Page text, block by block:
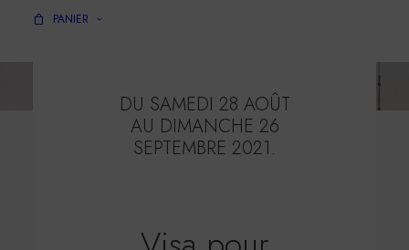
PANIER
DU SAMEDI 28 AOÛT
AU DIMANCHE 26
SEPTEMBRE 2021.